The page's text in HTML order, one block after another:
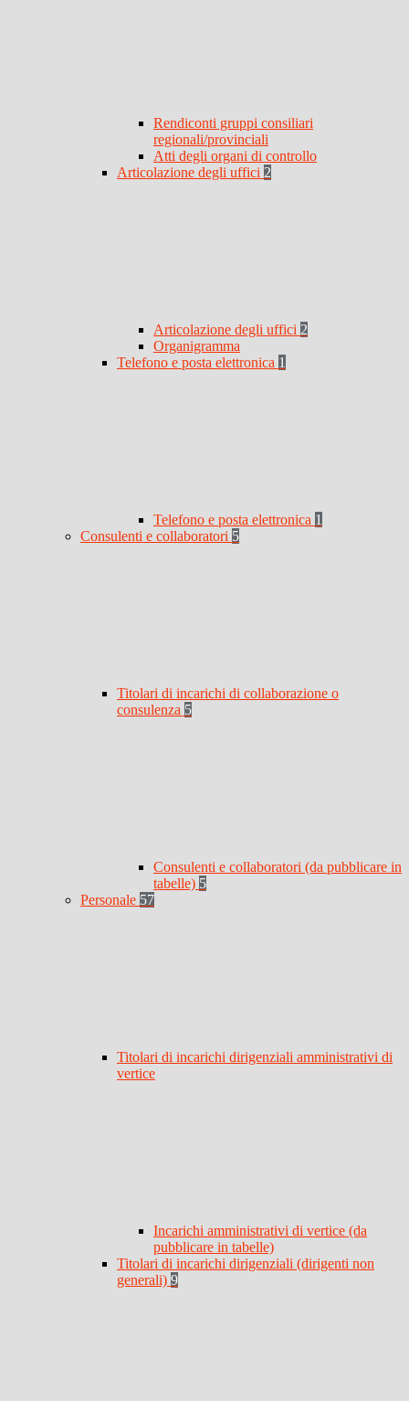
Rendiconti gruppi consiliari
regionali/provinciali
Atti degli organi di controllo
Articolazione degli uffici 2
Articolazione degli uffici 2
Organigramma
Telefono e posta elettronica 1
Telefono e posta elettronica 1
Consulenti e collaboratori 5
Titolari di incarichi di collaborazione o
consulenza 5
Consulenti e collaboratori (da pubblicare in
tabelle) 5
Personale 57
Titolari di incarichi dirigenziali amministrativi di
vertice
Incarichi amministrativi di vertice (da
pubblicare in tabelle)
Titolari di incarichi dirigenziali (dirigenti non
generali) 9